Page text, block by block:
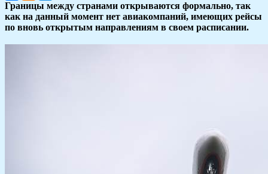
Границы между странами открываются формально, так
как на данный момент нет авиакомпаний, имеющих рейсы
по вновь открытым направлениям в своем расписании.